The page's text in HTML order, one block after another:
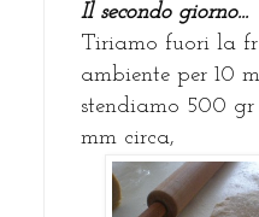
Il secondo giorno...
Tiriamo fuori la
ambiente per 10
stendiamo 500
mm circa,